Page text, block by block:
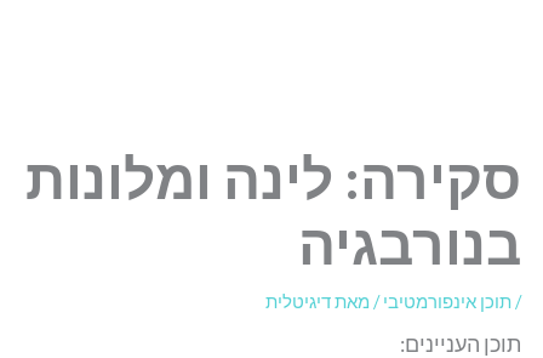
סקירה: לינה ומלונות
בנורבגיה
/תוכן אינפורמטיבי/ מאתדיגיטלית
תוכן העניינים: